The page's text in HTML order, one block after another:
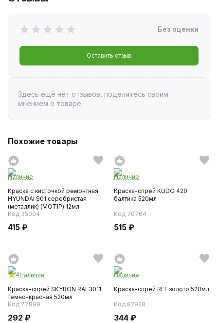
Без оценки
Оставить отзыв
Здесь ещё нет отзывов, поделитесь своим
мнением о товаре.
Похожие товары
Наличие
Краска с кисточкой ремонтная
HYUNDAI S01 серебристая
(металлик) (MOTIP) 12мл
Код 35004
415 ₽
Наличие
Краска-спрей KUDO 420
балтика 520мл
Код 70764
515 ₽
4Наличие
Краска-спрей SKYRON RAL3011
темно-красная 520мл
Код 77999
292 ₽
Наличие
Краска-спрей REF золото 520мл
Код 82928
344 ₽